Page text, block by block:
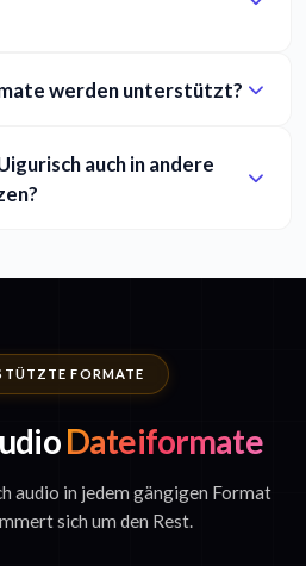
werden unterstützt?
auch in andere
FORMATE
Dateiformate
audio in jedem gängigen Format
sich um den Rest.